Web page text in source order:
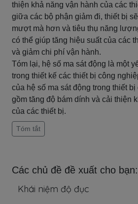
thiện khả năng vận hành của các
giữa các bộ phận giảm đi, thiết bị
mượt mà hơn và tiêu thụ năng
có thể giúp tăng hiệu suất của các
và giảm chi phí vận hành.
Tóm lại, hệ số ma sát động là một
trong thiết kế các thiết bị công
của hệ số ma sát động trong thiết
gồm tăng độ bám dính và cải thiện
của các thiết bị.
Tóm tắt
Các chủ đề đề xuất cho bạn:
Khái niệm độ đục